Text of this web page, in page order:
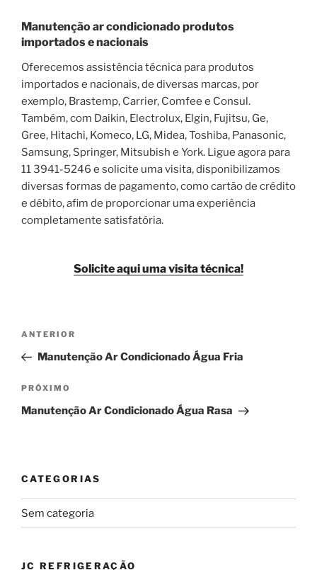
Manutenção ar condicionado produtos
importados e nacionais
Oferecemos assistência técnica para produtos
importados e nacionais, de diversas marcas, por
exemplo, Brastemp, Carrier, Comfee e Consul.
Também, com Daikin, Electrolux, Elgin, Fujitsu, Ge,
Gree, Hitachi, Komeco, LG, Midea, Toshiba, Panasonic,
Samsung, Springer, Mitsubish e York. Ligue agora para
11 3941-5246 e solicite uma visita, disponibilizamos
diversas formas de pagamento, como cartão de crédito
e débito, afim de proporcionar uma experiência
completamente satisfatória.
Solicite aqui uma visita técnica!
Navegação
Post
Post
anterior
ANTERIOR
Manutenção Ar Condicionado Água Fria
Próximo
post
PRÓXIMO
Manutenção Ar Condicionado Água Rasa
CATEGORIAS
Sem categoria
JC REFRIGERAÇÃO